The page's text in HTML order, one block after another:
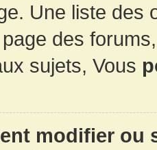
Une liste des
des
sujets, Vous
modifier ou